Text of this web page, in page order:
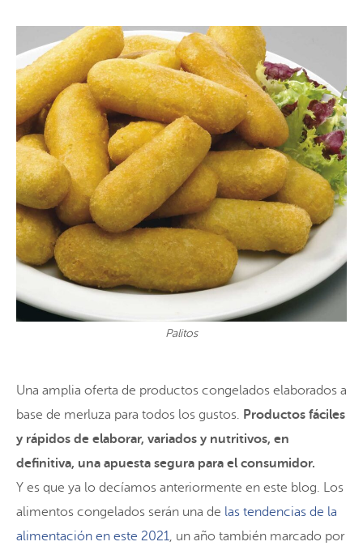
Palitos
Una amplia oferta de productos congelados elaborados a
base de merluza para todos los gustos. Productos fáciles
y rápidos de elaborar, variados y nutritivos, en
definitiva, una apuesta segura para el consumidor.
Y es que ya lo decíamos anteriormente en este blog. Los
alimentos congelados serán una de las tendencias de la
alimentación en este 2021, un año también marcado por